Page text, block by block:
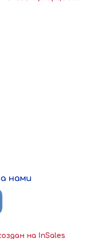
нами
на InSales